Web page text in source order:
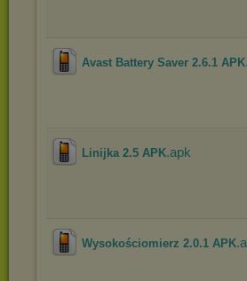
Avast Battery Saver 2.6.1 APK
Linijka 2.5 APK.apk
Wysokościomierz 2.0.1 APK